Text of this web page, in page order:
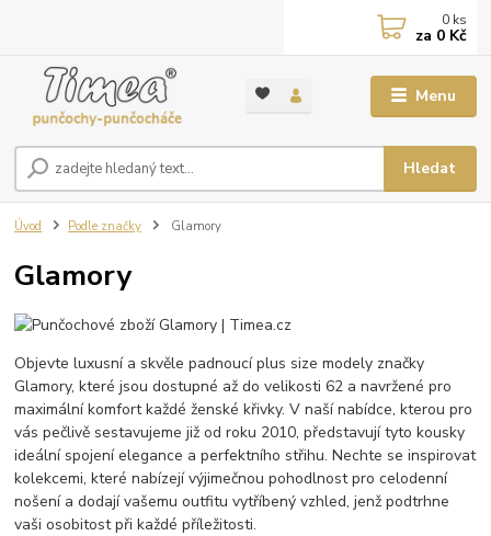
Menu
Hledat
0 ks
za 0 Kč
Úvod Podle značky Glamory
Glamory
Objevte luxusní a skvěle padnoucí plus size modely značky
Glamory, které jsou dostupné až do velikosti 62 a navržené pro
maximální komfort každé ženské křivky. V naší nabídce, kterou pro
vás pečlivě sestavujeme již od roku 2010, představují tyto kousky
ideální spojení elegance a perfektního střihu. Nechte se inspirovat
kolekcemi, které nabízejí výjimečnou pohodlnost pro celodenní
nošení a dodají vašemu outfitu vytříbený vzhled, jenž podtrhne
vaši osobitost při každé příležitosti.